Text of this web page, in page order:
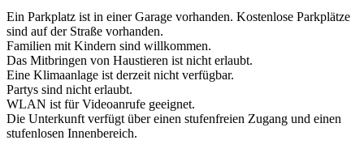
Ein Parkplatz ist in einer Garage vorhanden. Kostenlose Parkplätze
sind auf der Straße vorhanden.
Familien mit Kindern sind willkommen.
Das Mitbringen von Haustieren ist nicht erlaubt.
Eine Klimaanlage ist derzeit nicht verfügbar.
Partys sind nicht erlaubt.
WLAN ist für Videoanrufe geeignet.
Die Unterkunft verfügt über einen stufenfreien Zugang und einen
stufenlosen Innenbereich.